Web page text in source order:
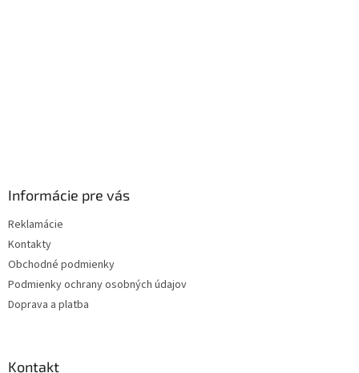
Informácie pre vás
Reklamácie
Kontakty
Obchodné podmienky
Podmienky ochrany osobných údajov
Doprava a platba
Kontakt